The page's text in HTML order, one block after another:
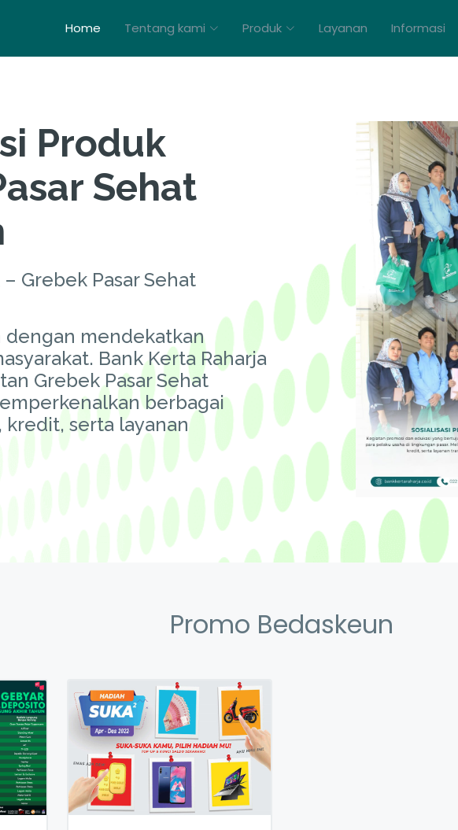
Home Tentang kami Produk Layanan Informasi
Produk
Sehat
Grebek Pasar Sehat
dengan mendekatkan
Bank Kerta Raharja
Grebek Pasar Sehat
berbagai
kredit, serta layanan
Promo Bedaskeun